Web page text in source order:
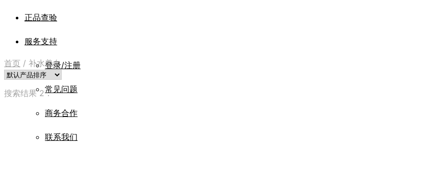
正品查验
服务支持
登录/注册
常见问题
商务合作
联系我们
首页 / 补水美白
搜索结果 2：